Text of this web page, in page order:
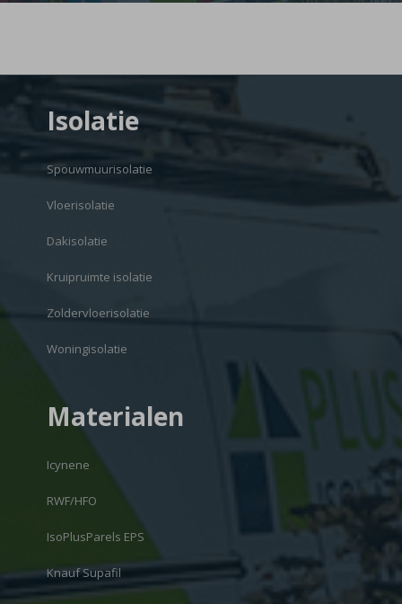
Isolatie
Spouwmuurisolatie
Vloerisolatie
Dakisolatie
Kruipruimte isolatie
Zoldervloerisolatie
Woningisolatie
Materialen
Icynene
RWF/HFO
IsoPlusParels EPS
Knauf Supafil